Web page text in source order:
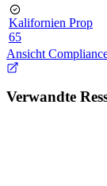
Kalifornien Prop
65
Ansicht
Verwandte